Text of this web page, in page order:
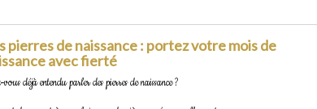
pierres de naissance : portez votre mois de
avec fierté
déjà entendu parler des pierres de naissance ?